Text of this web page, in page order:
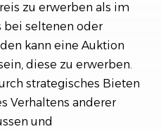
zu erwerben als im
bei seltenen oder
kann eine Auktion
diese zu erwerben.
strategisches Bieten
Verhaltens anderer
und